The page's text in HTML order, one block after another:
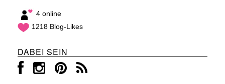
4 online
1218 Blog-Likes
DABEI SEIN